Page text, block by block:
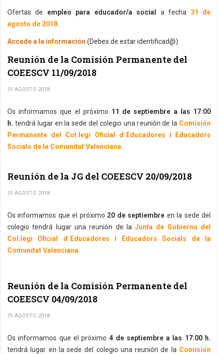
Ofertas de empleo para educador/a social a fecha 31 de
agosto de 2018.
Accede a la información (Debes de estar identificad@)
Reunión de la Comisión Permanente del
COEESCV 11/09/2018
31 AGOSTO 2018
Os informamos que el próximo 11 de septiembre a las 17:00
h. tendrá lugar en la sede del colegio una reunión de la Comisión
Permanente del Col.legi Oficial d´Educadores i Educadors
Socials de la Comunitat Valenciana.
Reunión de la JG del COEESCV 20/09/2018
31 AGOSTO 2018
Os informamos que el próximo 20 de septiembre en la sede del
colegio tendrá lugar una reunión de laJunta de Gobierno del
Col.legi Oficial d´Educadores i Educadors Socials de la
Comunitat Valenciana.
Reunión de la Comisión Permanente del
COEESCV 04/09/2018
31 AGOSTO 2018
Os informamos que el próximo 4 de septiembre a las 17:00 h.
tendrá lugar en la sede del colegio una reunión de la Comisión